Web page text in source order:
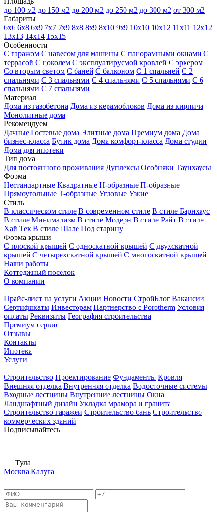
до 100 м2 до 150 м2 до 200 м2 до 250 м2 до 300 м2 от 300 м2
Габариты
6х6 6х8 6х9 7х7 7х9 8х8 8х9 8х10 9х9 10х10 10х12 11х11 12х12
13х13 14х14 15х15
Особенности
С гаражом С навесом для машины С панорамными окнами С
террасой С цоколем С эксплуатируемой кровлей С эркером
Со вторым светом С баней С балконом С 1 спальней С 2
спальнями С 3 спальнями С 4 спальнями С 5 спальнями С 6
спальнями С 7 спальнями
Материал
Дома из газобетона Дома из керамоблоков Дома из кирпича
Монолитные дома
Рекомендуем
Дачные Гостевые дома Элитные дома Премиум дома Дома
бизнес-класса Бутик дома Дома комфорт-класса Дома студии
Дома для ипотеки
Тип дома
Для постоянного проживания Дуплексы Особняки Таунхаусы
Форма
Нестандартные Квадратные Н-образные П-образные
Прямоугольные Т-образные Угловые Узкие
Стиль
В классическом стиле В современном стиле В стиле Барнхаус
В стиле Минимализм В стиле Модерн В стиле Райт В стиле
Хай Тек В стиле Шале Под старину
Форма крыши
С плоской крышей С односкатной крышей С двухскатной
крышей С четырехскатной крышей С многоскатной крышей
Наши работы
Коттеджный поселок
О компании
Прайс-лист на услуги Акции Новости СтройБлог Вакансии
Сертификаты Инвесторам Партнерство с Porotherm Условия
оплаты Реквизиты География строительства
Премиум сервис
Отзывы
Контакты
Ипотека
Услуги
Строительство Проектирование Фундаменты Кровля
Внешняя отделка Внутренняя отделка Водосточные системы
Входные лестницы Внутренние лестницы Окна
Ландшафтный дизайн Укладка мрамора и гранита
Строительство гаражей Строительство бань Строительство
коммерческих зданий
Подписывайтесь
Тула
Москва Калуга